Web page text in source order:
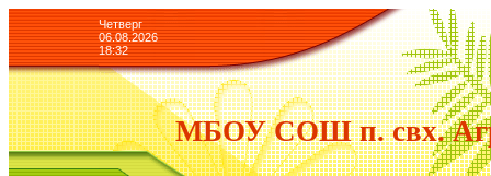
Четверг
06.08.2026
18:32
МБОУ СОШ п. свх.